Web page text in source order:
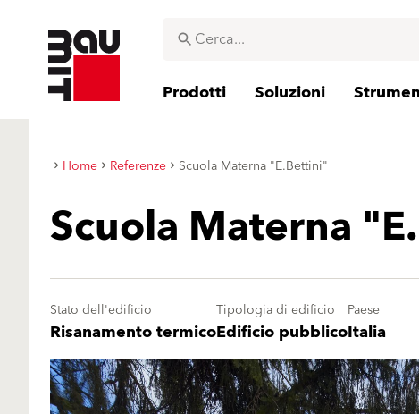
Prodotti Soluzioni
Home Referenze Scuola Materna "E.Bettini"
Scuola Materna
Stato dell'edificio
Risanamento termico
Tipologia di edificio
Edificio pubblico
Paese
Italia